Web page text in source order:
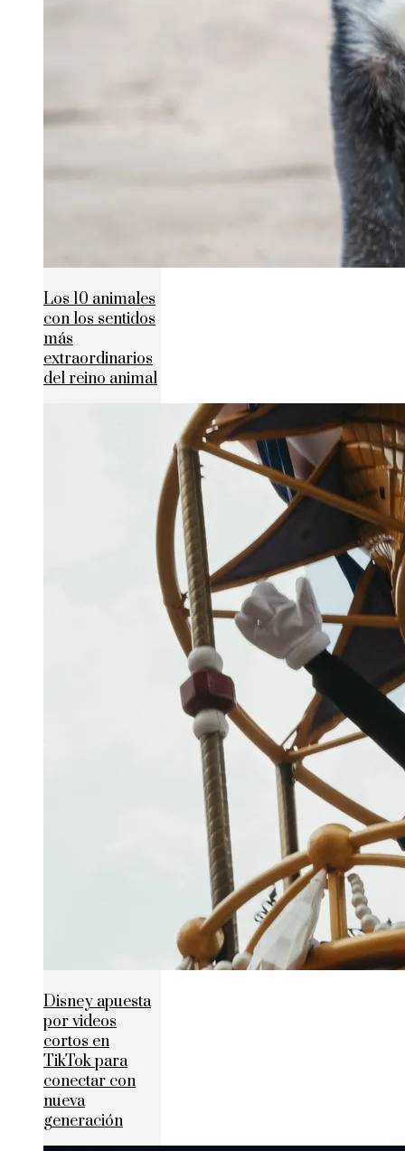
Los 10 animales
con los sentidos
más
extraordinarios
del reino animal
Disney apuesta
por videos
cortos en
TikTok para
conectar con
nueva
generación